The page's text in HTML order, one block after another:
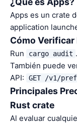
Apps es un crate
application
Cómo Verificar
Run cargo audit
También puede
API:
GET /v1/
Principales
Rust crate
Al evaluar